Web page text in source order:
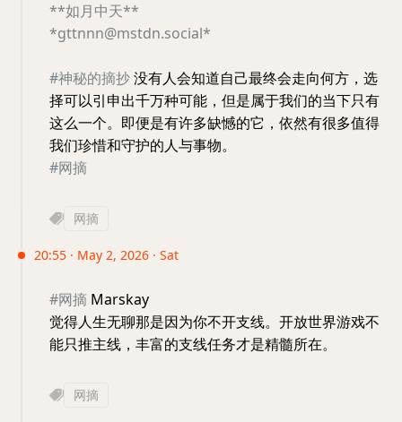
**如月中天**
*gttnnn@mstdn.social*
#神秘的摘抄没有人会知道自己最终会走向何方，选
择可以引申出千万种可能，但是属于我们的当下只有
这么一个。即便是有许多缺憾的它，依然有很多值得
我们珍惜和守护的人与事物。
#网摘
网摘
20:55 · May 2, 2026 · Sat
#网摘 Marskay
觉得人生无聊那是因为你不开支线。开放世界游戏不
能只推主线，丰富的支线任务才是精髓所在。
网摘